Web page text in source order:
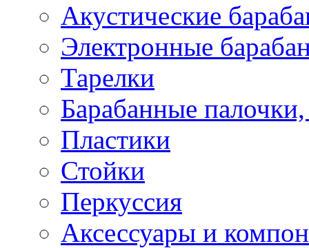
Акустические
Электронные
Тарелки
Барабанные
Пластики
Стойки
Перкуссия
Аксессуары и